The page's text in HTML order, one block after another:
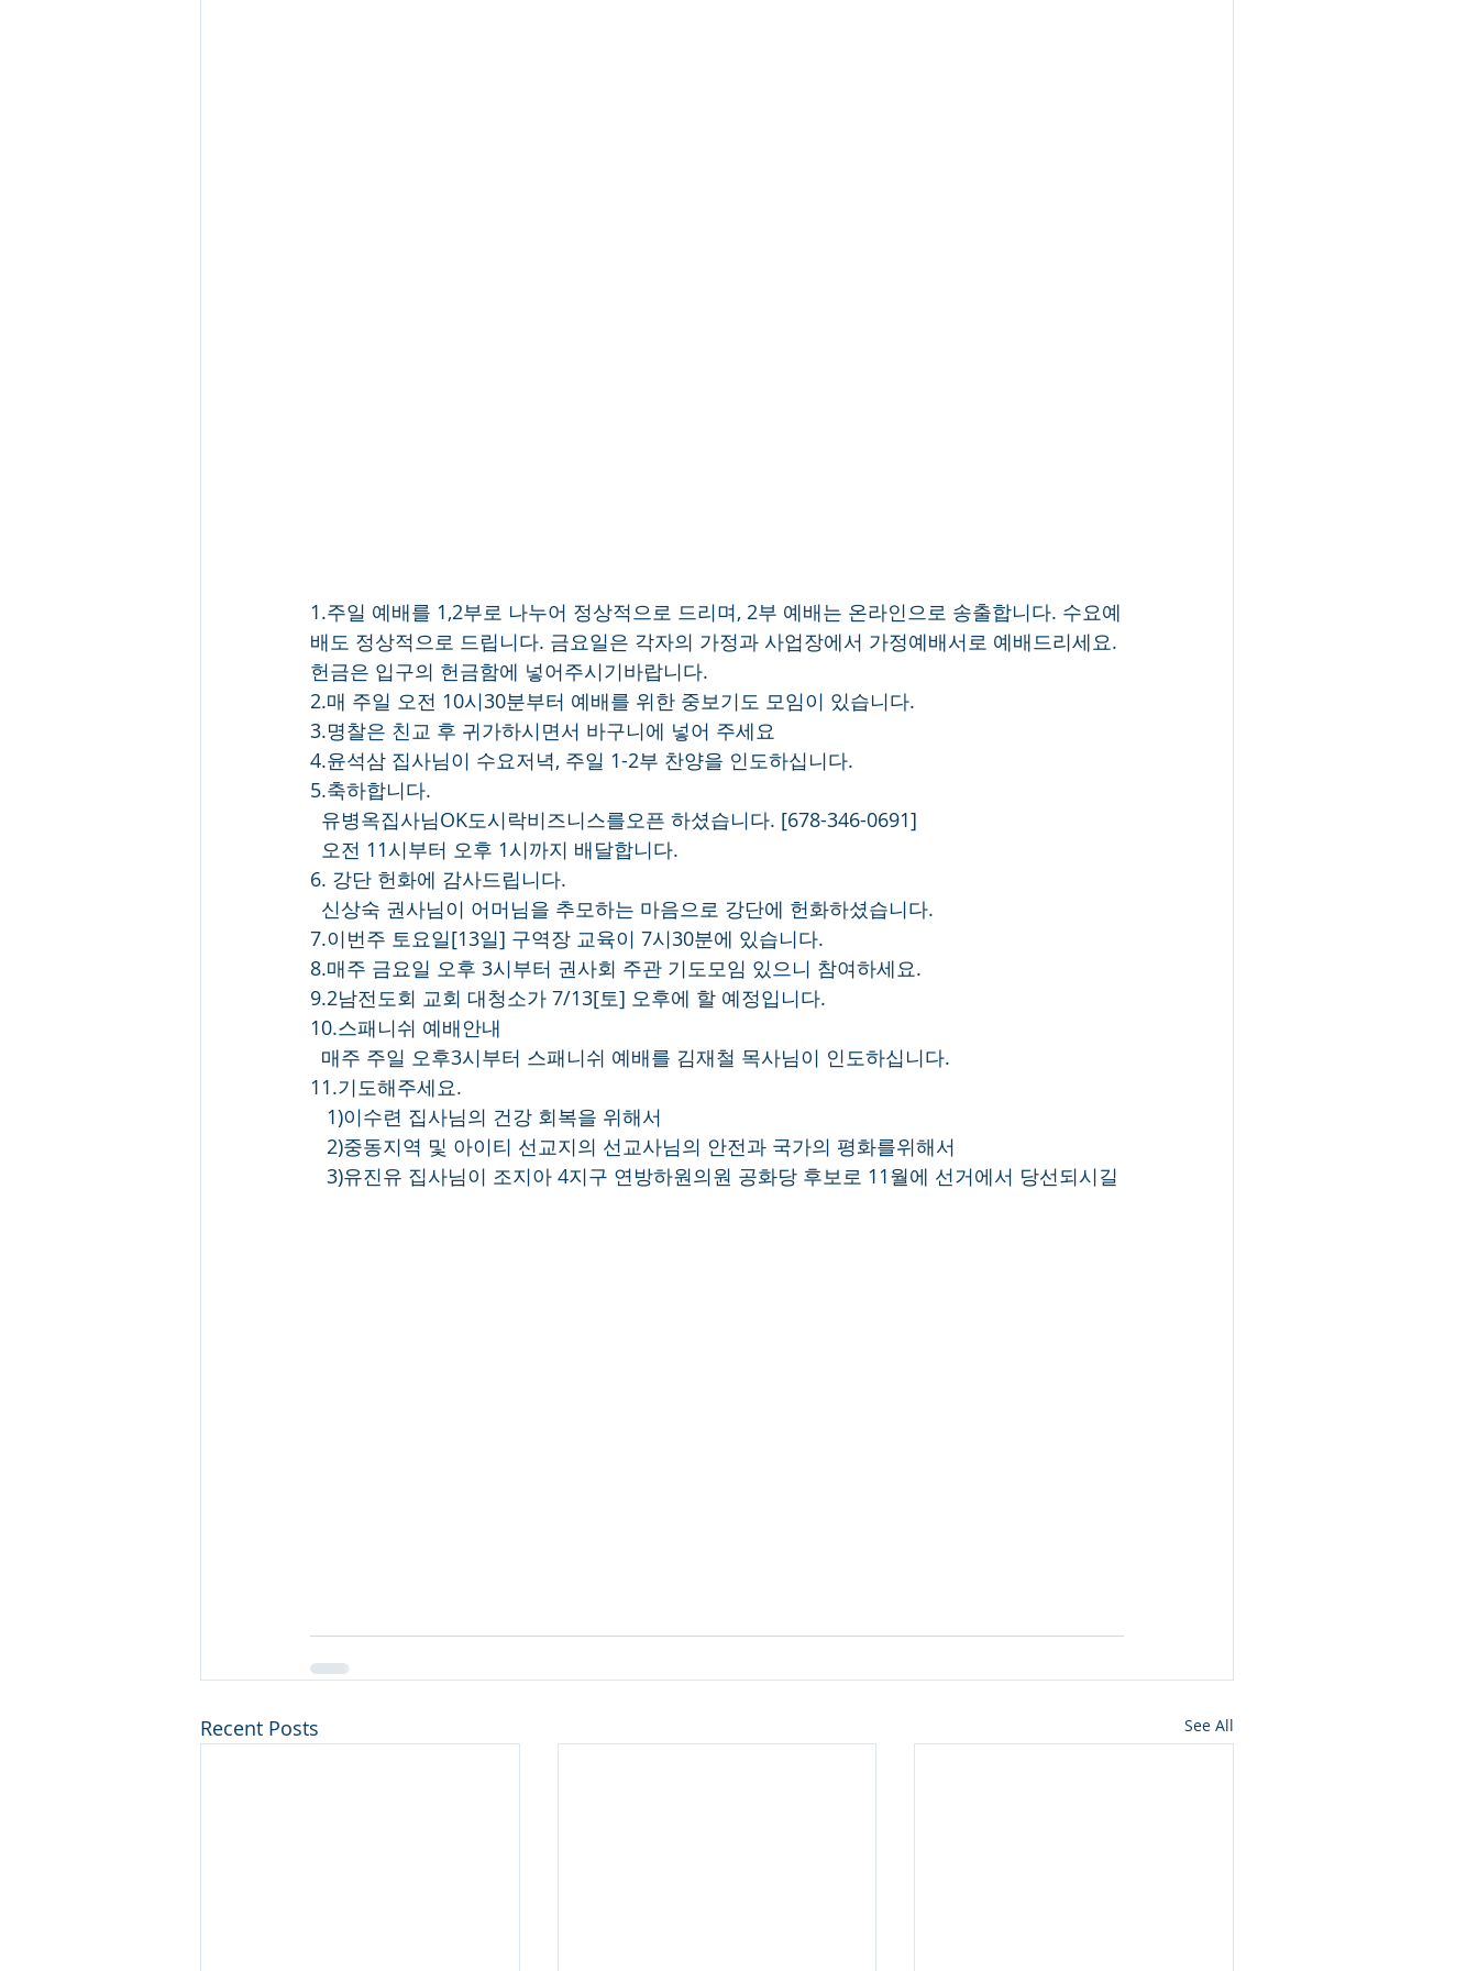
1.주일 예배를 1,2부로 나누어 정상적으로 드리며, 2부 예배는 온라인으로 송출합니다. 수요예
배도 정상적으로 드립니다. 금요일은 각자의 가정과 사업장에서 가정예배서로 예배드리세요.
헌금은 입구의 헌금함에 넣어주시기바랍니다.
2.매 주일 오전 10시30분부터 예배를 위한 중보기도 모임이 있습니다.
3.명찰은 친교 후 귀가하시면서 바구니에 넣어 주세요
4.윤석삼 집사님이 수요저녁, 주일 1-2부 찬양을 인도하십니다.
5.축하합니다.
유병옥집사님OK도시락비즈니스를오픈 하셨습니다. [678-346-0691]
오전 11시부터 오후 1시까지 배달합니다.
6. 강단 헌화에 감사드립니다.
신상숙 권사님이 어머님을 추모하는 마음으로 강단에 헌화하셨습니다.
7.이번주 토요일[13일] 구역장 교육이 7시30분에 있습니다.
8.매주 금요일 오후 3시부터 권사회 주관 기도모임 있으니 참여하세요.
9.2남전도회 교회 대청소가 7/13[토] 오후에 할 예정입니다.
10.스패니쉬 예배안내
매주 주일 오후3시부터 스패니쉬 예배를 김재철 목사님이 인도하십니다.
11.기도해주세요.
1)이수련 집사님의 건강 회복을 위해서
2)중동지역 및 아이티 선교지의 선교사님의 안전과 국가의 평화를위해서
3)유진유 집사님이 조지아 4지구 연방하원의원 공화당 후보로 11월에 선거에서 당선되시길
Recent Posts See All